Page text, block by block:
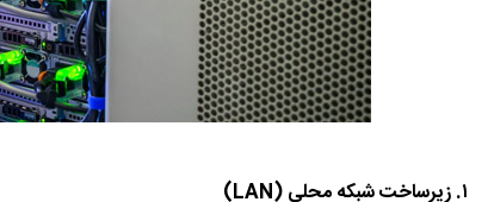
۱. زیرساخت شبکه محلی (LAN)